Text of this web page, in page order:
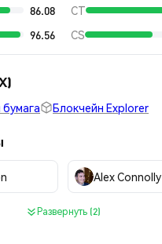
86.08 CT
96.56 CS
Блокчейн Explorer
Alex Connolly
Развернуть (2)